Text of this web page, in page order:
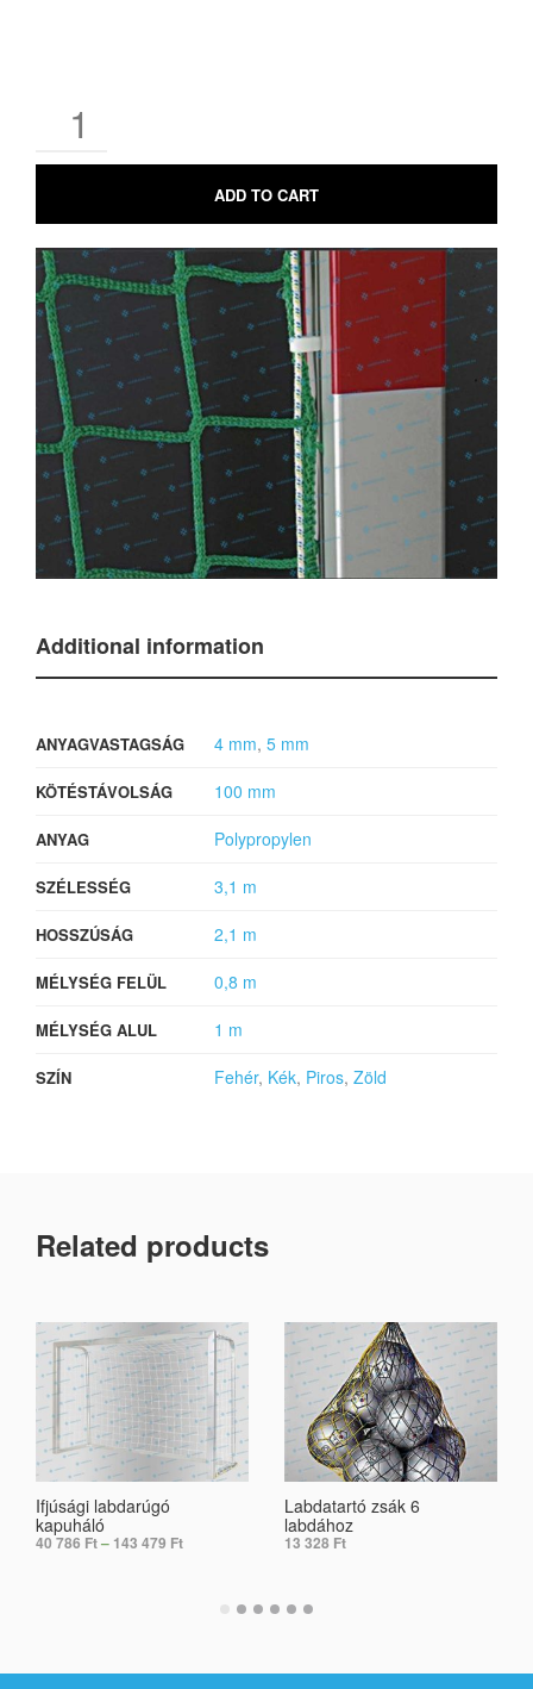
ADD TO CART
Additional information
ANYAGVASTAGSÁG 4 mm, 5 mm
KÖTÉSTÁVOLSÁG 100 mm
ANYAG Polypropylen
SZÉLESSÉG 3,1 m
HOSSZÚSÁG 2,1 m
MÉLYSÉG FELÜL 0,8 m
MÉLYSÉG ALUL 1 m
SZÍN Fehér, Kék, Piros, Zöld
Related products
Ifjúsági labdarúgó
kapuháló
40 786 Ft– 143 479 Ft
Labdatartó zsák 6
labdához
13 328 Ft